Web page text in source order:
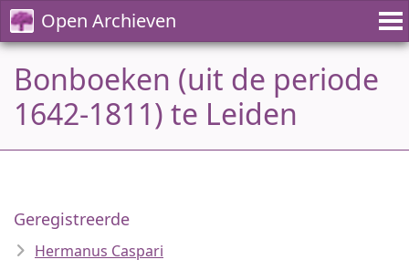
Open Archieven
Bonboeken (uit de periode
1642-1811) te Leiden
Geregistreerde
Hermanus Caspari